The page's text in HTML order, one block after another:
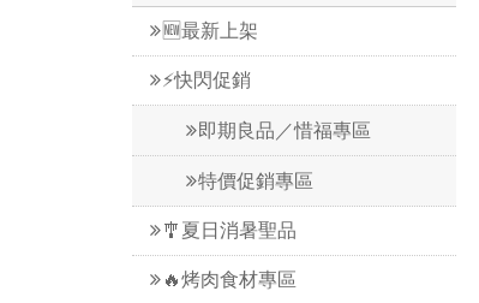
🆕最新上架
⚡️快閃促銷
即期良品／惜福專區
特價促銷專區
🎐夏日消暑聖品
🔥烤肉食材專區